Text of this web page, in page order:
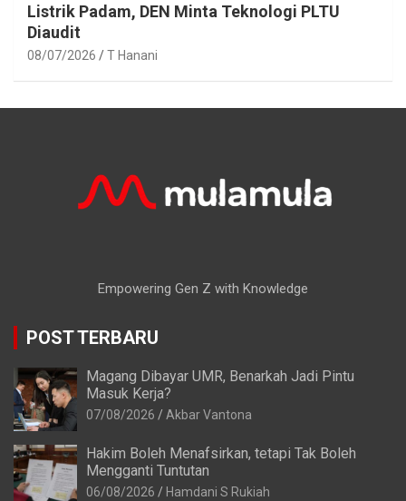
Listrik Padam, DEN Minta Teknologi PLTU
Diaudit
08/07/2026 T Hanani
Empowering Gen Z with Knowledge
POST TERBARU
Magang Dibayar UMR, Benarkah Jadi Pintu
Masuk Kerja?
07/08/2026 Akbar Vantona
Hakim Boleh Menafsirkan, tetapi Tak Boleh
Mengganti Tuntutan
06/08/2026 Hamdani S Rukiah